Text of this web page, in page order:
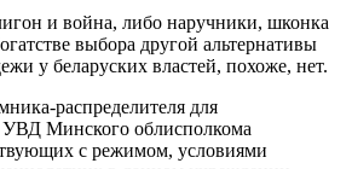
и война, либо наручники, шконка
выбора другой альтернативы
у беларуских властей, похоже, нет.
распределителя для
Минского облисполкома
с режимом, условиями